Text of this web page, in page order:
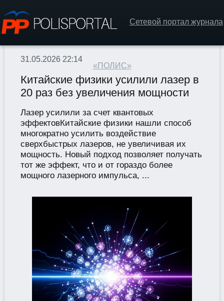
Сетевой портал журнала
«ПОЛИС»
31.05.2026 22:14
Китайские физики усилили лазер в
20 раз без увеличения мощности
Лазер усилили за счет квантовых
эффектовКитайские физики нашли способ
многократно усилить воздействие
сверхбыстрых лазеров, не увеличивая их
мощность. Новый подход позволяет получать
тот же эффект, что и от гораздо более
мощного лазерного импульса, ...